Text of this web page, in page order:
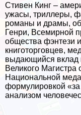
Стивен Кинг –
ужасы, триллеры,
романы и драмы,
Генри, Всемирной
общества фэнтези
книготорговцев,
выдающийся вклад
Великого Магистра
Национальной
формулировкой
анализом